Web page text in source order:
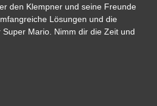
den Klempner und seine Freunde
Lösungen und die
Mario. Nimm dir die Zeit und